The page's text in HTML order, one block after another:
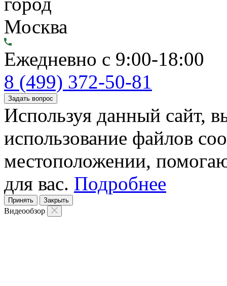
Москва
Ежедневно с 9:00-18:00
8 (499) 372-50-81
Задать вопрос
Используя данный сайт,
использование файлов
местоположении,
для вас. Подробнее
Принять Закрыть
Видеообзор